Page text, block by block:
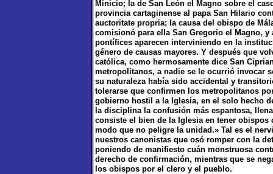
Minicio; la de San León el Magno sobre el
provincia cartaginense al papa San Hilario
auctoritate propria; la causa del obispo de
comisionó para ella San Gregorio el Magno,
pontífices aparecen interviniendo en la
género de causas mayores. Y después que
católica, como hermosamente dice San
metropolitanos, a nadie se le ocurrió invocar
su naturaleza había sido accidental y
tolerarse que confirmen los metropolitanos
gobierno hostil a la Iglesia, en el solo hecho
la disciplina la confusión más espantosa,
consiste el bien de la Iglesia en tener
modo que no peligre la unidad.» Tal es el
nuestros canonistas que osó romper con la
poniendo de manifiesto cuán monstruosa
derecho de confirmación, mientras que se
los obispos por el clero y el pueblo.